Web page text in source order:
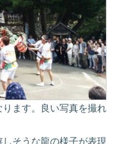
ます。良い写真を撮れ
そうな龍の様子が表現